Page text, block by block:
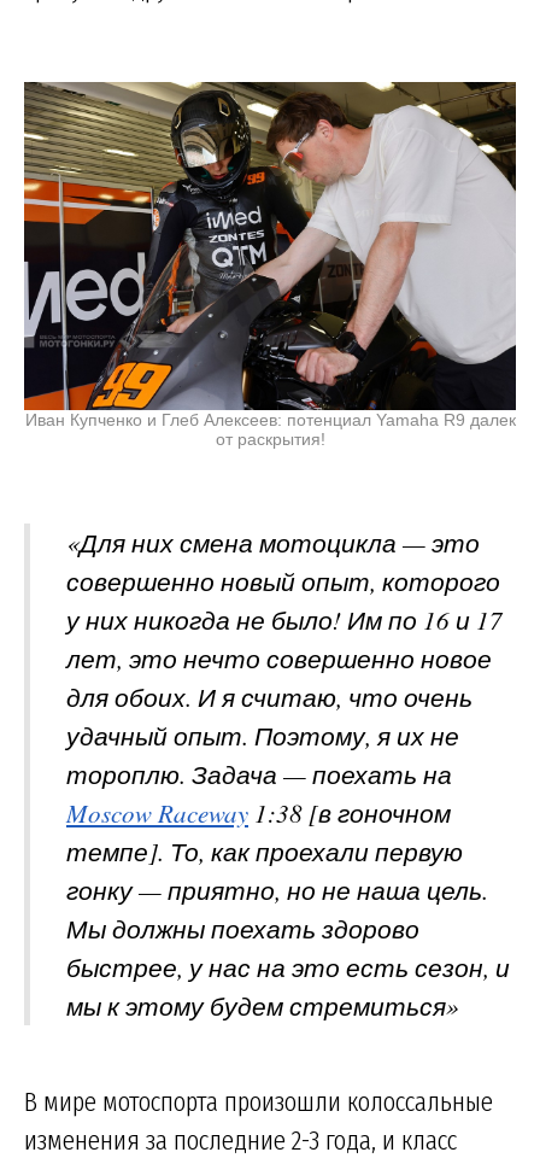
Иван Купченко и Глеб Алексеев: потенциал Yamaha R9 далек
от раскрытия!
«Для них смена мотоцикла — это
совершенно новый опыт, которого
у них никогда не было! Им по 16 и 17
лет, это нечто совершенно новое
для обоих. И я считаю, что очень
удачный опыт. Поэтому, я их не
тороплю. Задача — поехать на
Moscow Raceway 1:38 [в гоночном
темпе]. То, как проехали первую
гонку — приятно, но не наша цель.
Мы должны поехать здорово
быстрее, у нас на это есть сезон, и
мы к этому будем стремиться»
В мире мотоспорта произошли колоссальные
изменения за последние 2-3 года, и класс